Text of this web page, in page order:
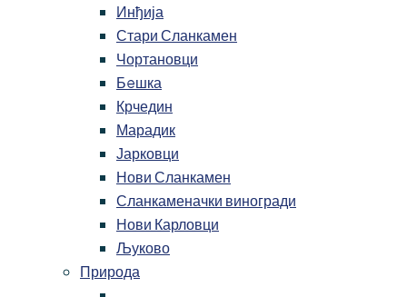
Инђија
Стари Сланкамен
Чортановци
Бeшка
Крчедин
Марадик
Јарковци
Нови Сланкамен
Сланкаменачки виногради
Нови Карловци
Љуково
Природа